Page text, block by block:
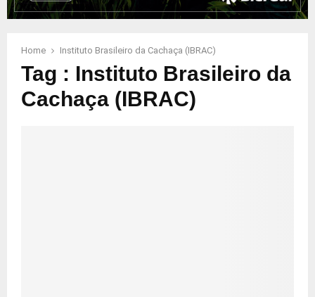
Home Instituto Brasileiro da Cachaça (IBRAC)
Tag : Instituto Brasileiro da
Cachaça (IBRAC)